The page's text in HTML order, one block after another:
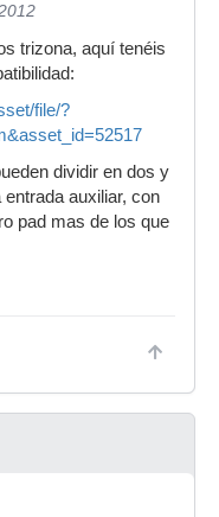
trizona, aquí tenéis
file/?
dividir en dos y
auxiliar, con
pad mas de los que